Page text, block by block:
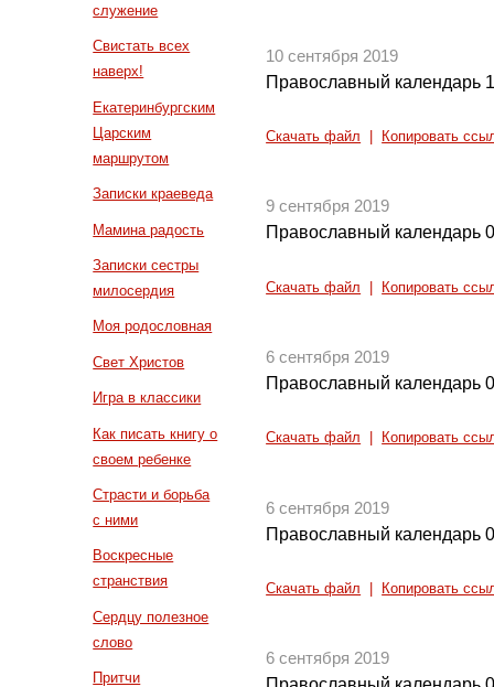
служение
Свистать всех
наверх!
Екатеринбургским
Царским
маршрутом
Записки краеведа
Мамина радость
Записки сестры
милосердия
Моя родословная
Свет Христов
Игра в классики
Как писать книгу о
своем ребенке
Страсти и борьба
с ними
Воскресные
странствия
Сердцу полезное
слово
Притчи
10 сентября 2019
Православный календарь
Скачать файл Копировать
9 сентября 2019
Православный календарь
Скачать файл Копировать
6 сентября 2019
Православный календарь
Скачать файл Копировать
6 сентября 2019
Православный календарь
Скачать файл Копировать
6 сентября 2019